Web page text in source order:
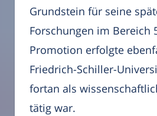
Grundstein für seine
Forschungen im Bereich
Promotion erfolgte
Friedrich-Schiller-
fortan als
tätig war.